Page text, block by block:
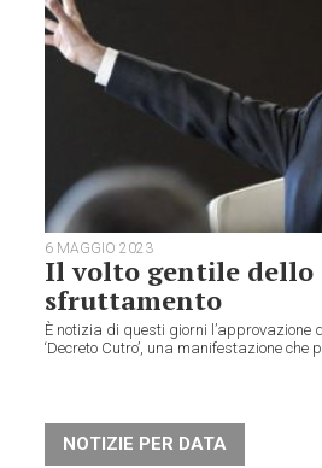
6 MAGGIO 2023
Il volto gentile dello
sfruttamento
È notizia di questi giorni l’approvazione
‘Decreto Cutro’, una manifestazione che
NOTIZIE PER DATA